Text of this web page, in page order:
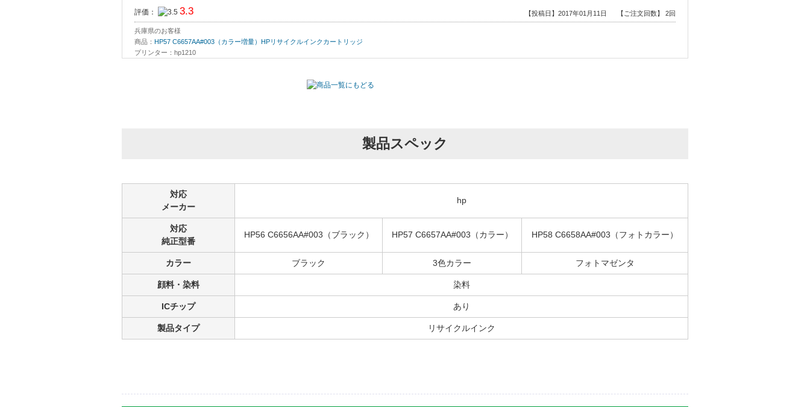
評価： 3.3 【ご注文回数】 2回
【投稿日】2017年01月11日
兵庫県のお客様
商品： HP57 C6657AA#003（カラー増量）HPリサイクルインクカートリッジ
プリンター：hp1210
プリンター：hp psc1350
初めての注文でした
付け替えてすぐから、カスレや色むらがあり、とても使えない状態でした。
すぐに純正品を買って付け替えたら普通に印刷できたので、プリンターのせいではないです。
安く買えて喜んでいたのですが、リサイクル品は信用できないのか ...[続きを読む]
3.0
HP56 C6656AA#003（ブラック増量）HPリサイクルインクカートリッジ
製品スペック
対応
メーカー
hp
対応
純正型番
HP56 C6656AA#003（ブラック） HP57 C6657AA#003（カラー） HP58 C6658AA#003（フォトカラー）
カラー ブラック 3色カラー フォトマゼンタ
顔料・染料 染料
ICチップ あり
製品タイプ リサイクルインク